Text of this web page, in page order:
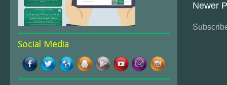
Newer
Social Media